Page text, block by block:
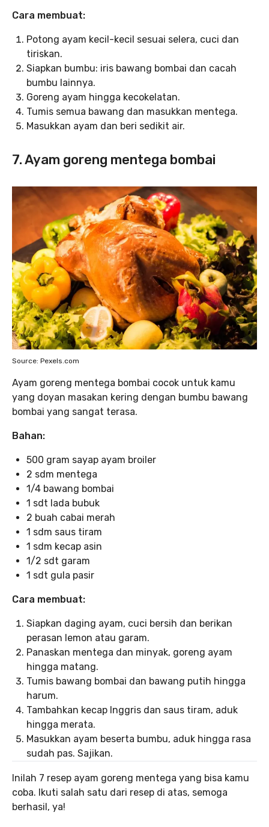
Cara membuat:
Potong ayam kecil-kecil sesuai selera, cuci dan
tiriskan.
Siapkan bumbu: iris bawang bombai dan cacah
bumbu lainnya.
Goreng ayam hingga kecokelatan.
Tumis semua bawang dan masukkan mentega.
Masukkan ayam dan beri sedikit air.
7. Ayam goreng mentega bombai
Source: Pexels.com
Ayam goreng mentega bombai cocok untuk kamu
yang doyan masakan kering dengan bumbu bawang
bombai yang sangat terasa.
Bahan:
500 gram sayap ayam broiler
2 sdm mentega
1/4 bawang bombai
1 sdt lada bubuk
2 buah cabai merah
1 sdm saus tiram
1 sdm kecap asin
1/2 sdt garam
1 sdt gula pasir
Cara membuat:
Siapkan daging ayam, cuci bersih dan berikan
perasan lemon atau garam.
Panaskan mentega dan minyak, goreng ayam
hingga matang.
Tumis bawang bombai dan bawang putih hingga
harum.
Tambahkan kecap Inggris dan saus tiram, aduk
hingga merata.
Masukkan ayam beserta bumbu, aduk hingga rasa
sudah pas. Sajikan.
Inilah 7 resep ayam goreng mentega yang bisa kamu
coba. Ikuti salah satu dari resep di atas, semoga
berhasil, ya!